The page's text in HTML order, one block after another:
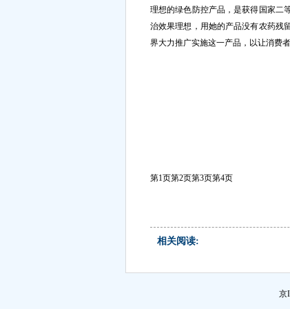
理想的绿色防控产品，是获得国家二
治效果理想，用她的产品没有农药残
界大力推广实施这一产品，以让消费
第1页第2页第3页第4页
相关阅读:
京